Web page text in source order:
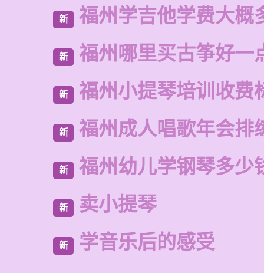
新 福州学吉他学费大概
新 福州哪里买古筝好一
新 福州小提琴培训收费
新 福州成人唱歌年会排
新 福州幼儿学钢琴多少
新 卖小提琴
新 学音乐后的感受